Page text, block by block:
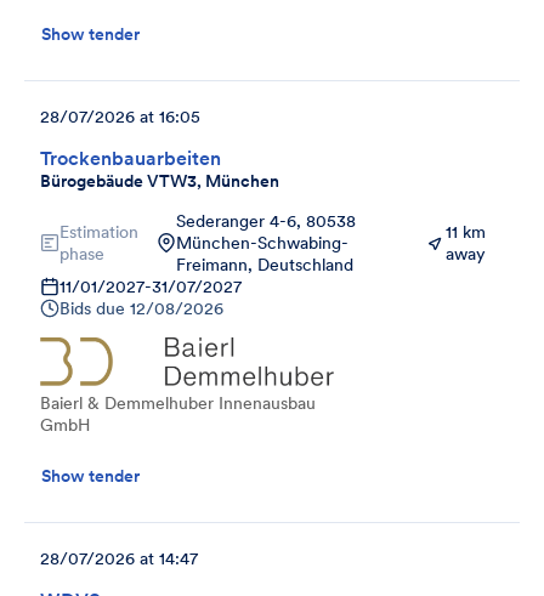
Show tender
Trockenbauarbeiten
Bürogebäude VTW3, München
28/07/2026 at 16:05
Estimation
phase
Sederanger 4-6, 80538
München-Schwabing-
Freimann, Deutschland
11 km
away
11/01/2027-31/07/2027
Bids due 12/08/2026
Baierl & Demmelhuber Innenausbau
GmbH
Show tender
28/07/2026 at 14:47